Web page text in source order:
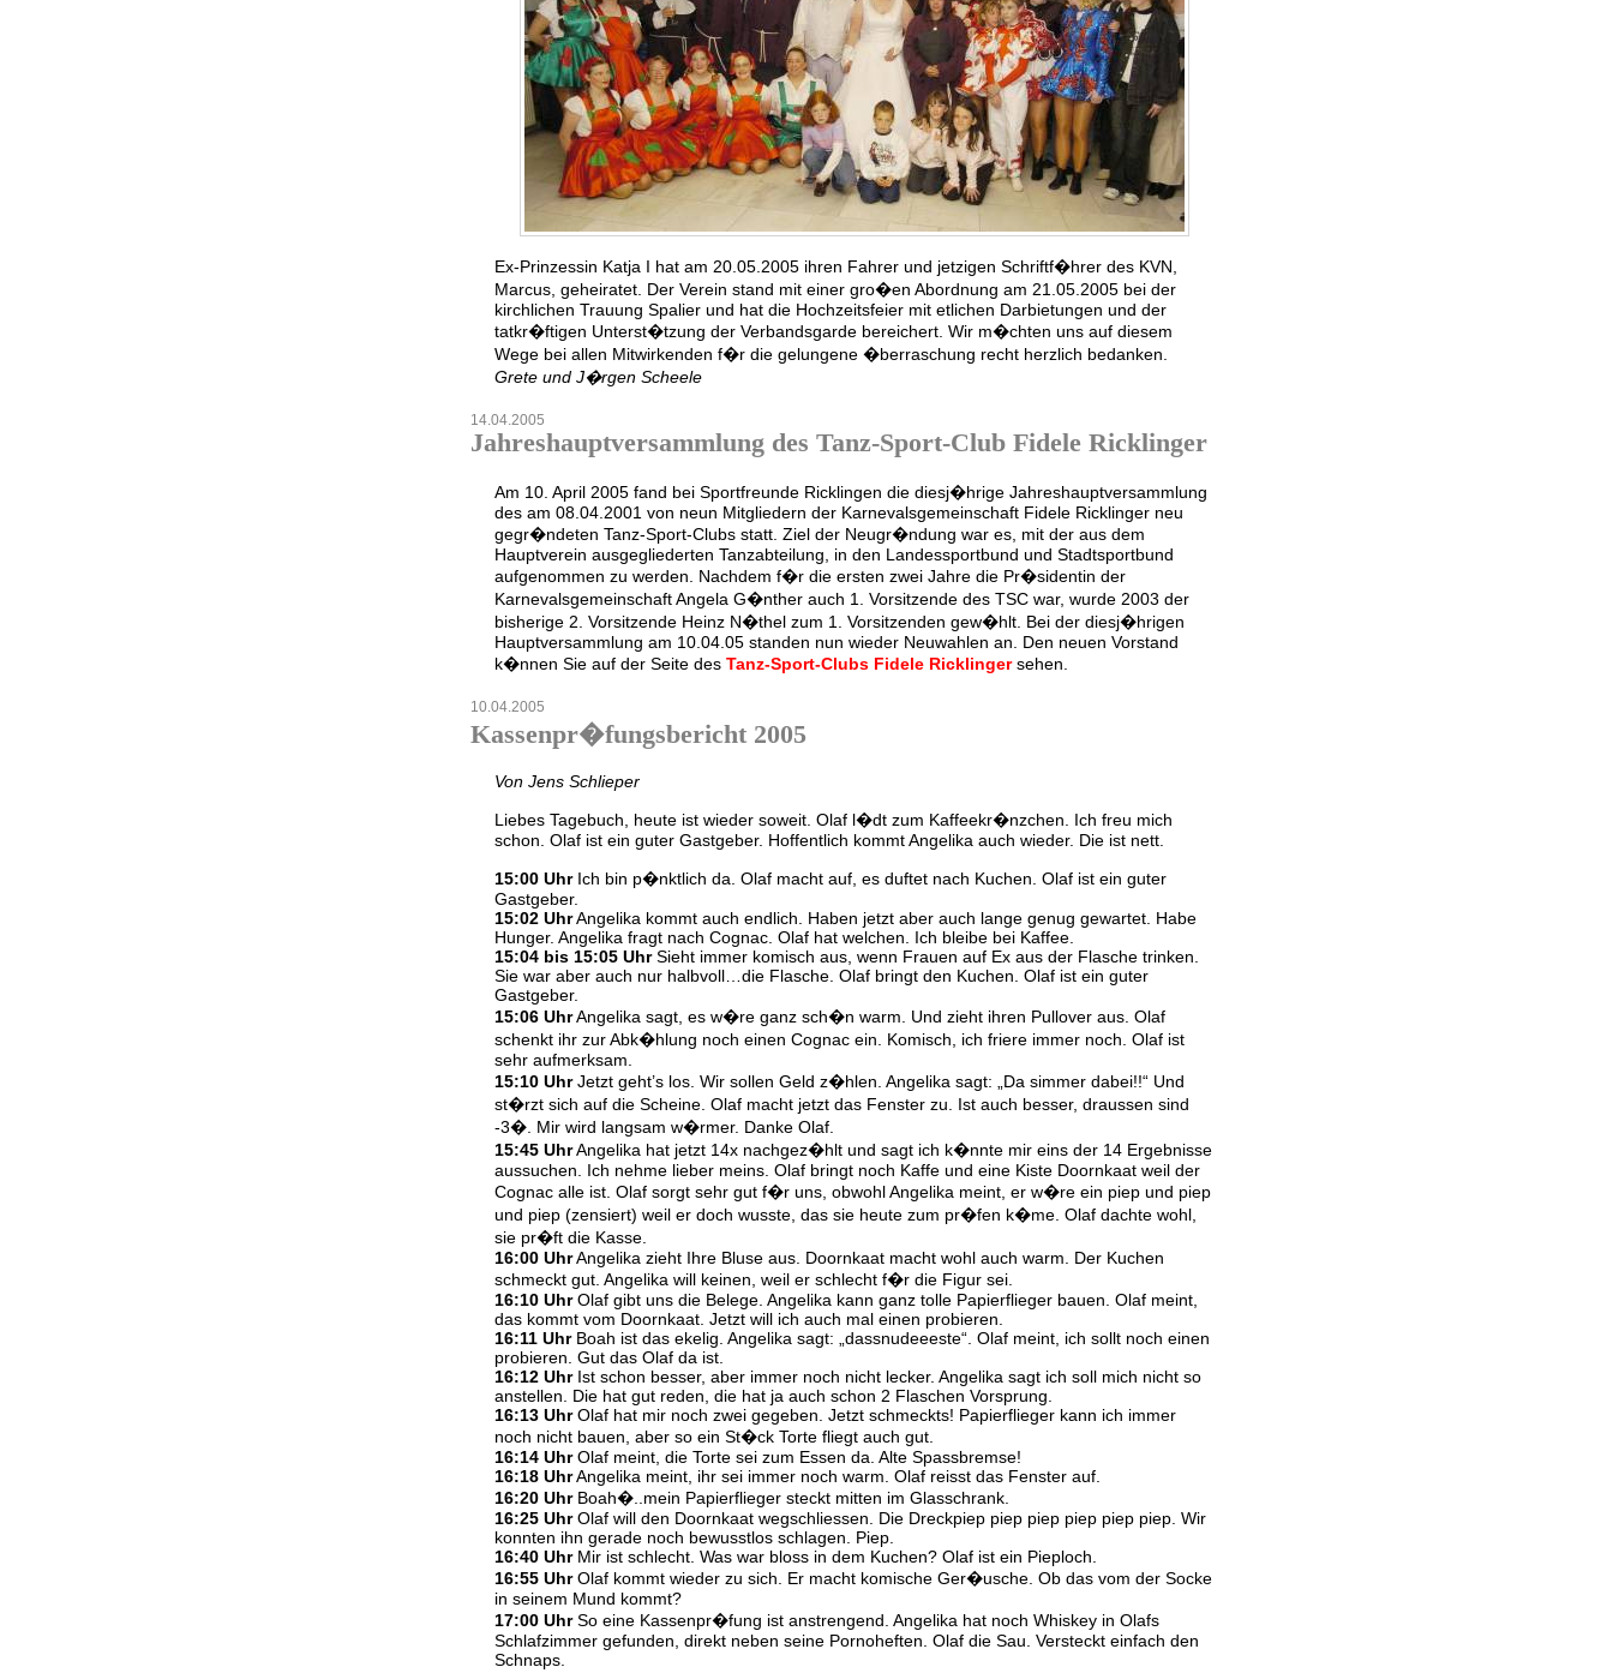
Ex-Prinzessin Katja I hat am 20.05.2005 ihren Fahrer und jetzigen Schriftf�hrer des KVN,
Marcus, geheiratet. Der Verein stand mit einer gro�en Abordnung am 21.05.2005 bei der
kirchlichen Trauung Spalier und hat die Hochzeitsfeier mit etlichen Darbietungen und der
tatkr�ftigen Unterst�tzung der Verbandsgarde bereichert. Wir m�chten uns auf diesem
Wege bei allen Mitwirkenden f�r die gelungene �berraschung recht herzlich bedanken.
Grete und J�rgen Scheele
14.04.2005
Jahreshauptversammlung des Tanz-Sport-Club Fidele Ricklinger
Am 10. April 2005 fand bei Sportfreunde Ricklingen die diesj�hrige Jahreshauptversammlung
des am 08.04.2001 von neun Mitgliedern der Karnevalsgemeinschaft Fidele Ricklinger neu
gegr�ndeten Tanz-Sport-Clubs statt. Ziel der Neugr�ndung war es, mit der aus dem
Hauptverein ausgegliederten Tanzabteilung, in den Landessportbund und Stadtsportbund
aufgenommen zu werden. Nachdem f�r die ersten zwei Jahre die Pr�sidentin der
Karnevalsgemeinschaft Angela G�nther auch 1. Vorsitzende des TSC war, wurde 2003 der
bisherige 2. Vorsitzende Heinz N�thel zum 1. Vorsitzenden gew�hlt. Bei der diesj�hrigen
Hauptversammlung am 10.04.05 standen nun wieder Neuwahlen an. Den neuen Vorstand
k�nnen Sie auf der Seite des Tanz-Sport-Clubs Fidele Ricklingersehen.
10.04.2005
Kassenpr�fungsbericht 2005
Von Jens Schlieper
Liebes Tagebuch, heute ist wieder soweit. Olaf l�dt zum Kaffeekr�nzchen. Ich freu mich
schon. Olaf ist ein guter Gastgeber. Hoffentlich kommt Angelika auch wieder. Die ist nett.
15:00 UhrIch bin p�nktlich da. Olaf macht auf, es duftet nach Kuchen. Olaf ist ein guter
Gastgeber.
15:02 UhrAngelika kommt auch endlich. Haben jetzt aber auch lange genug gewartet. Habe
Hunger. Angelika fragt nach Cognac. Olaf hat welchen. Ich bleibe bei Kaffee.
15:04 bis 15:05 UhrSieht immer komisch aus, wenn Frauen auf Ex aus der Flasche trinken.
Sie war aber auch nur halbvoll…die Flasche. Olaf bringt den Kuchen. Olaf ist ein guter
Gastgeber.
15:06 UhrAngelika sagt, es w�re ganz sch�n warm. Und zieht ihren Pullover aus. Olaf
schenkt ihr zur Abk�hlung noch einen Cognac ein. Komisch, ich friere immer noch. Olaf ist
sehr aufmerksam.
15:10 UhrJetzt geht’s los. Wir sollen Geld z�hlen. Angelika sagt: „Da simmer dabei!!“ Und
st�rzt sich auf die Scheine. Olaf macht jetzt das Fenster zu. Ist auch besser, draussen sind
-3�. Mir wird langsam w�rmer. Danke Olaf.
15:45 UhrAngelika hat jetzt 14x nachgez�hlt und sagt ich k�nnte mir eins der 14 Ergebnisse
aussuchen. Ich nehme lieber meins. Olaf bringt noch Kaffe und eine Kiste Doornkaat weil der
Cognac alle ist. Olaf sorgt sehr gut f�r uns, obwohl Angelika meint, er w�re ein piep und piep
und piep (zensiert) weil er doch wusste, das sie heute zum pr�fen k�me. Olaf dachte wohl,
sie pr�ft die Kasse.
16:00 UhrAngelika zieht Ihre Bluse aus. Doornkaat macht wohl auch warm. Der Kuchen
schmeckt gut. Angelika will keinen, weil er schlecht f�r die Figur sei.
16:10 UhrOlaf gibt uns die Belege. Angelika kann ganz tolle Papierflieger bauen. Olaf meint,
das kommt vom Doornkaat. Jetzt will ich auch mal einen probieren.
16:11 UhrBoah ist das ekelig. Angelika sagt: „dassnudeeeste“. Olaf meint, ich sollt noch einen
probieren. Gut das Olaf da ist.
16:12 UhrIst schon besser, aber immer noch nicht lecker. Angelika sagt ich soll mich nicht so
anstellen. Die hat gut reden, die hat ja auch schon 2 Flaschen Vorsprung.
16:13 UhrOlaf hat mir noch zwei gegeben. Jetzt schmeckts! Papierflieger kann ich immer
noch nicht bauen, aber so ein St�ck Torte fliegt auch gut.
16:14 UhrOlaf meint, die Torte sei zum Essen da. Alte Spassbremse!
16:18 UhrAngelika meint, ihr sei immer noch warm. Olaf reisst das Fenster auf.
16:20 UhrBoah�..mein Papierflieger steckt mitten im Glasschrank.
16:25 UhrOlaf will den Doornkaat wegschliessen. Die Dreckpiep piep piep piep piep piep. Wir
konnten ihn gerade noch bewusstlos schlagen. Piep.
16:40 UhrMir ist schlecht. Was war bloss in dem Kuchen? Olaf ist ein Pieploch.
16:55 UhrOlaf kommt wieder zu sich. Er macht komische Ger�usche. Ob das vom der Socke
in seinem Mund kommt?
17:00 UhrSo eine Kassenpr�fung ist anstrengend. Angelika hat noch Whiskey in Olafs
Schlafzimmer gefunden, direkt neben seine Pornoheften. Olaf die Sau. Versteckt einfach den
Schnaps.